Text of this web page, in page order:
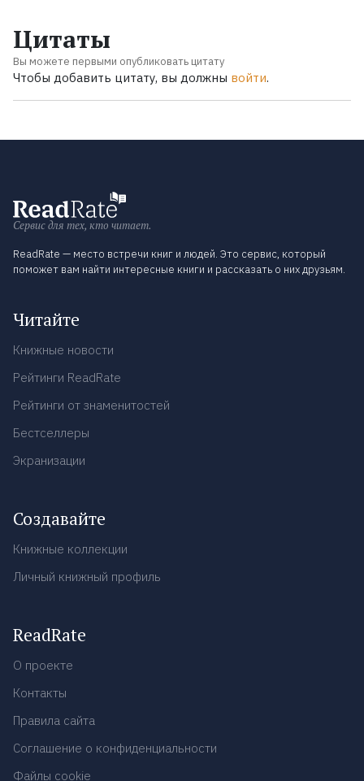
Цитаты
Вы можете первыми опубликовать цитату
Чтобы добавить цитату, вы должны войти.
Сервис для тех, кто читает.
ReadRate — место встречи книг и людей. Это сервис, который
поможет вам найти интересные книги и рассказать о них друзьям.
Читайте
Книжные новости
Рейтинги ReadRate
Рейтинги от знаменитостей
Бестселлеры
Экранизации
Создавайте
Книжные коллекции
Личный книжный профиль
ReadRate
О проекте
Контакты
Правила сайта
Соглашение о конфиденциальности
Файлы cookie